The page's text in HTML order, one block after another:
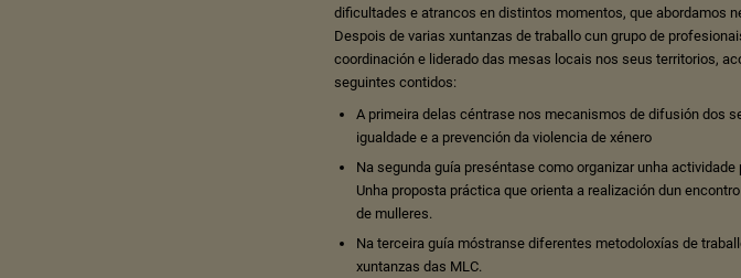
dificultades e atrancos en distintos momentos, que abordamos
Despois de varias xuntanzas de traballo cun grupo de
coordinación e liderado das mesas locais nos seus territorios,
seguintes contidos:
A primeira delas céntrase nos mecanismos de difusión dos
igualdade e a prevención da violencia de xénero
Na segunda guía preséntase como organizar unha actividade
Unha proposta práctica que orienta a realización dun
de mulleres.
Na terceira guía móstranse diferentes metodoloxías de
xuntanzas das MLC.